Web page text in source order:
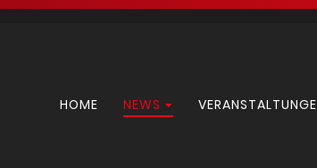
Navigation
überspringen
HOME NEWS